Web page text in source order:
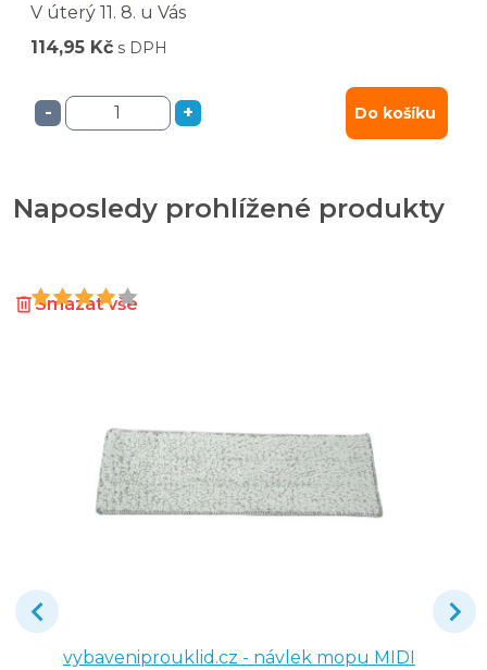
V úterý 11. 8. u Vás
114,95 Kč s DPH
- + Do košíku
Naposledy prohlížené produkty
Smazat vše
vybaveniprouklid.cz - návlek mopu MIDI